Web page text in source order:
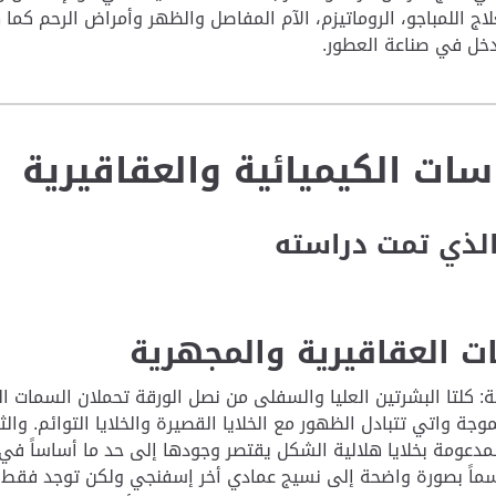
اللمباجو، الروماتيزم، الآم المفاصل والظهر وأمراض الرحم
في صناعة العطور.
الكيميائية والعقاقيرية
تمت دراسته
العقاقيرية والمجهرية
كلتا البشرتين العليا والسفلى من نصل الورقة تحملان السمات
واتي تتبادل الظهور مع الخلايا القصيرة والخلايا
بخلايا هلالية الشكل يقتصر وجودها إلى حد ما
بصورة واضحة إلى نسيج عمادي أخر إسفنجي ولكن توجد فقط